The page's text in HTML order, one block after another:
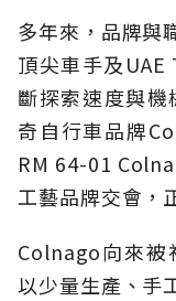
多年來，品牌與
頂尖車手及
斷探索速度與
奇自行車品牌
RM 64-01
工藝品牌交會，
Colnago向來被
以少量生產、手